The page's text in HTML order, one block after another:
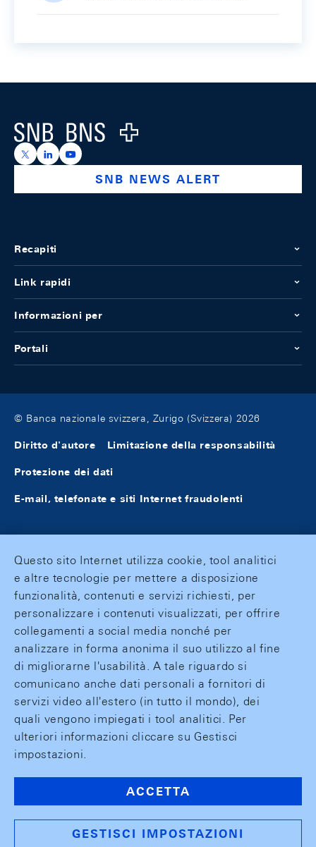
Logo
https://x.com/snb_bns
https://ch.linkedin.com/company/swiss-national-
https://www.youtube.com/@swissnationalbank
SNB NEWS ALERT
Recapiti
Link rapidi
Informazioni per
Portali
© Banca nazionale svizzera, Zurigo (Svizzera) 2026
Diritto d'autore Limitazione della responsabilità
Protezione dei dati
E-mail, telefonate e siti Internet fraudolenti
Questo sito Internet utilizza cookie, tool analitici
e altre tecnologie per mettere a disposizione
funzionalità, contenuti e servizi richiesti, per
personalizzare i contenuti visualizzati, per offrire
collegamenti a social media nonché per
analizzare in forma anonima il suo utilizzo al fine
di migliorarne l'usabilità. A tale riguardo si
comunicano anche dati personali a fornitori di
servizi video all'estero (in tutto il mondo), dei
quali vengono impiegati i tool analitici. Per
ulteriori informazioni cliccare su Gestisci
impostazioni.
ACCETTA
GESTISCI IMPOSTAZIONI